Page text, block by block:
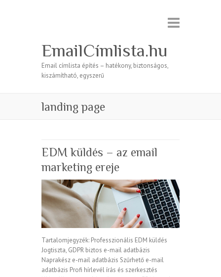
EmailCímlista.hu
Email címlista építés – hatékony, biztonságos,
kiszámítható, egyszerű
landing page
EDM küldés – az email
marketing ereje
Tartalomjegyzék: Professzionális EDM küldés
Jogtiszta, GDPR biztos e-mail adatbázis
Naprakész e-mail adatbázis Szűrhető e-mail
adatbázis Profi hírlevél írás és szerkesztés